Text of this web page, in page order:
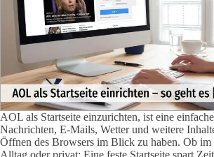
AOL als Startseite einzurichten, ist eine
Nachrichten, E-Mails, Wetter und weitere
Öffnen des Browsers im Blick zu haben. Ob im